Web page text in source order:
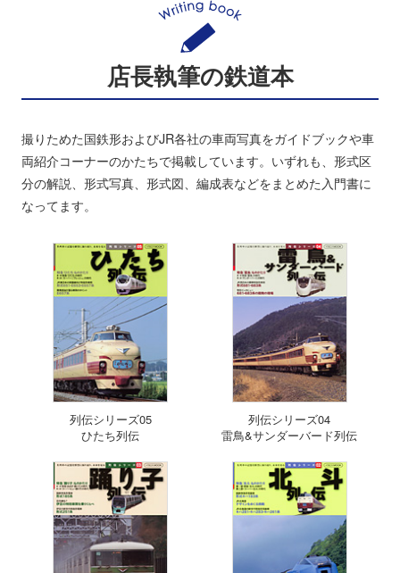
店長執筆の鉄道本
撮りためた国鉄形およびJR各社の車両写真をガイドブックや車
両紹介コーナーのかたちで掲載しています。いずれも、形式区
分の解説、形式写真、形式図、編成表などをまとめた入門書に
なってます。
列伝シリーズ05
ひたち列伝
列伝シリーズ04
雷鳥&サンダーバード列伝